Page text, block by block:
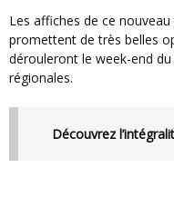
Les affiches de ce nouveau tour sont désormais connues et
promettent de très belles
dérouleront le week-end
régionales.
Découvrez